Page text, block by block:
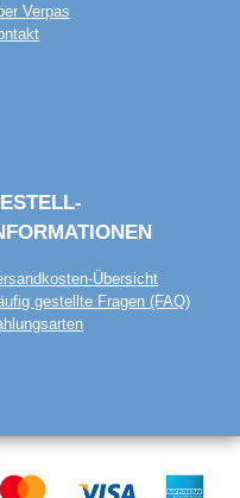
Verpas
Übersicht
gestellte Fragen (FAQ)